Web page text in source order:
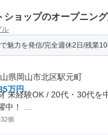
ショップのオープニン
ル
魅力を発信/完全週休2日/残業
県岡山市北区駅元町
万円
未経験OK / 20代・30代を
中！ ...
個